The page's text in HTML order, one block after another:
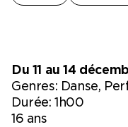
Du 11 au 14
Genres: Danse,
Durée: 1h00
16 ans